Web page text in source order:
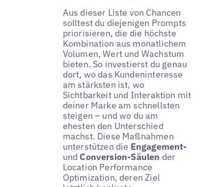
Aus dieser Liste von Chancen
solltest du diejenigen Prompts
priorisieren, die die höchste
Kombination aus monatlichem
Volumen, Wert und Wachstum
bieten. So investierst du genau
dort, wo das Kundeninteresse
am stärksten ist, wo
Sichtbarkeit und Interaktion mit
deiner Marke am schnellsten
steigen – und wo du am
ehesten den Unterschied
machst. Diese Maßnahmen
unterstützen die Engagement-
und Conversion-Säulen der
Location Performance
Optimization, deren Ziel